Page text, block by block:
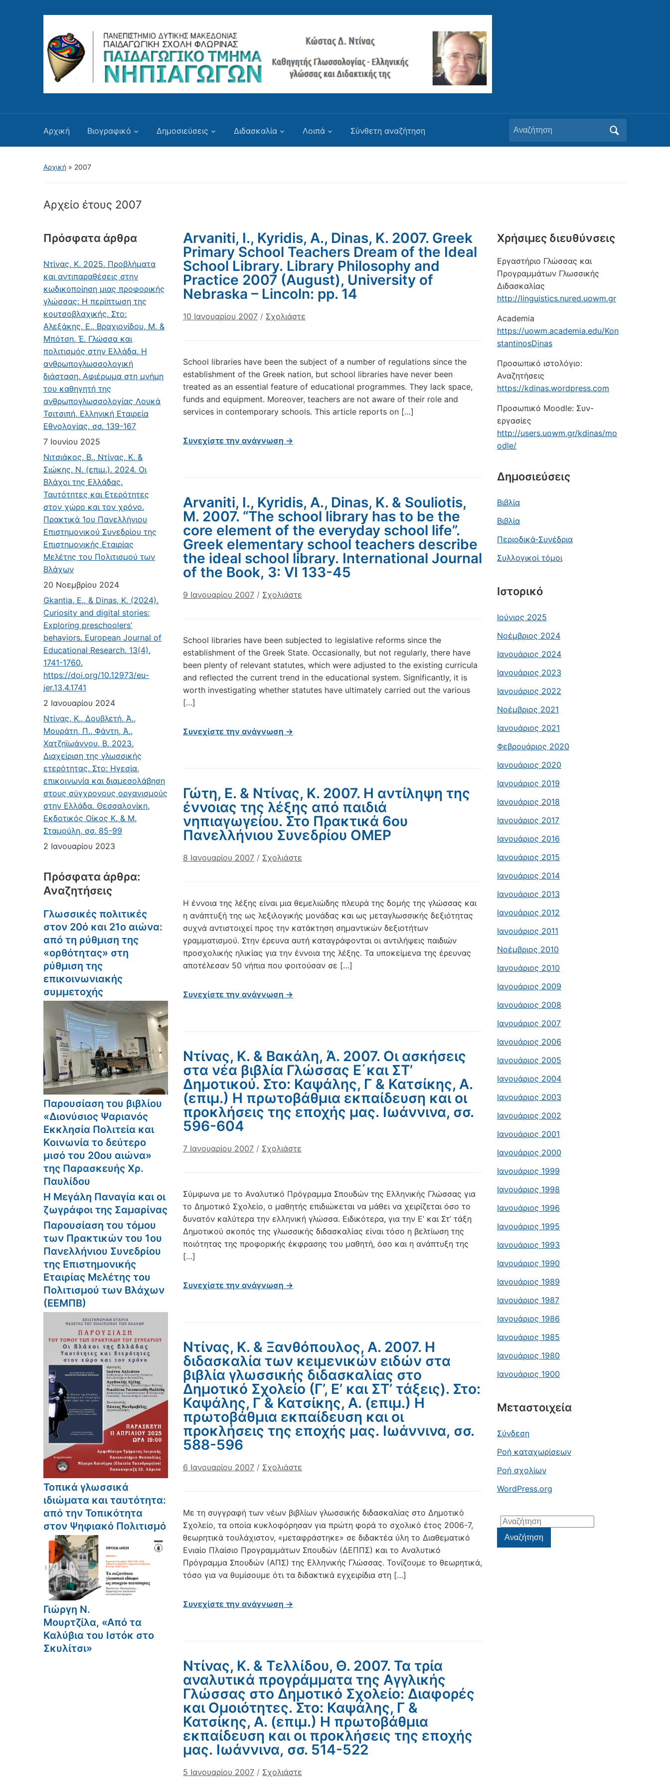
Αρχική Βιογραφικό Δημοσιεύσεις Διδασκαλία Λοιπά Σύνθετη αναζήτηση
Αναζήτηση
για:
Αρχική » 2007
Αρχείο έτους 2007
Πρόσφατα άρθρα
Ντίνας, Κ. 2025. Προβλήματα
και αντιπαραθέσεις στην
κωδικοποίηση μιας προφορικής
γλώσσας: Η περίπτωση της
κουτσοβλαχικής. Στο:
Αλεξάκης, Ε., Βραχιονίδου, Μ. &
Μπότση, Έ. Γλώσσα και
πολιτισμός στην Ελλάδα. Η
ανθρωπογλωσσολογική
διάσταση. Αφιέρωμα στη μνήμη
του καθηγητή της
ανθρωπογλωσσολογίας Λουκά
Τσιτσιπή. Ελληνική Εταιρεία
Εθνολογίας, σσ. 139-167
7 Ιουνίου 2025
Νιτσιάκος, Β., Ντίνας, Κ. &
Σιώκης, Ν. (επιμ.). 2024. Οι
Βλάχοι της Ελλάδας.
Ταυτότητες και Ετερότητες
στον χώρο και τον χρόνο.
Πρακτικά 1ου Πανελλήνιου
Επιστημονικού Συνεδρίου της
Επιστημονικής Εταιρίας
Μελέτης του Πολιτισμού των
Βλάχων
20 Νοεμβρίου 2024
Gkantia, E., & Dinas, K. (2024).
Curiosity and digital stories:
Exploring preschoolers’
behaviors. European Journal of
Educational Research, 13(4),
1741-1760.
https://doi.org/10.12973/eu-
jer.13.4.1741
2 Ιανουαρίου 2024
Ντίνας, Κ., Δουβλετή, Ά.,
Μουράτη, Π., Φάντη, Ά.,
Χατζηϊωάννου, Β. 2023.
Διαχείριση της γλωσσικής
ετερότητας. Στο: Ηγεσία,
επικοινωνία και διαμεσολάβηση
στους σύγχρονους οργανισμούς
στην Ελλάδα. Θεσσαλονίκη.
Εκδοτικός Οίκος Κ. & Μ.
Σταμούλη, σσ. 85-99
2 Ιανουαρίου 2023
Πρόσφατα άρθρα:
Αναζητήσεις
Γλωσσικές πολιτικές
στον 20ό και 21ο αιώνα:
από τη ρύθμιση της
«ορθότητας» στη
ρύθμιση της
επικοινωνιακής
συμμετοχής
Παρουσίαση του βιβλίου
«Διονύσιος Ψαριανός
Εκκλησία Πολιτεία και
Κοινωνία το δεύτερο
μισό του 20ου αιώνα»
της Παρασκευής Χρ.
Παυλίδου
Η Μεγάλη Παναγία και οι
ζωγράφοι της Σαμαρίνας
Παρουσίαση του τόμου
των Πρακτικών του 1ου
Πανελλήνιου Συνεδρίου
της Επιστημονικής
Εταιρίας Μελέτης του
Πολιτισμού των Βλάχων
(ΕΕΜΠΒ)
Τοπικά γλωσσικά
ιδιώματα και ταυτότητα:
από την Τοπικότητα
στον Ψηφιακό Πολιτισμό
Γιώργη Ν.
Μουρτζίλα, «Από τα
Καλύβια του Ιστόκ στο
Σκυλίτσι»
Arvaniti, I., Kyridis, A., Dinas, K. 2007. Greek
Primary School Teachers Dream of the Ideal
School Library. Library Philosophy and
Practice 2007 (August), University of
Nebraska – Lincoln: pp. 14
10 Ιανουαρίου 2007 / Σχολιάστε
School libraries have been the subject of a number of regulations since the
establishment of the Greek nation, but school libraries have never been
treated as an essential feature of educational programmes. They lack space,
funds and equipment. Moreover, teachers are not aware of their role and
services in contemporary schools. This article reports on […]
Συνεχίστε την ανάγνωση →
Arvaniti, I., Kyridis, A., Dinas, K. & Souliotis,
M. 2007. “The school library has to be the
core element of the everyday school life”.
Greek elementary school teachers describe
the ideal school library. International Journal
of the Book, 3: VI 133-45
9 Ιανουαρίου 2007 / Σχολιάστε
School libraries have been subjected to legislative reforms since the
establishment of the Greek State. Occasionally, but not regularly, there have
been plenty of relevant statutes, which were adjusted to the existing curricula
and reflected the current trend in the educational system. Significantly, it is
worth investigating whether statutes have ultimately carried out the various
[…]
Συνεχίστε την ανάγνωση →
Γώτη, Ε. & Ντίνας, Κ. 2007. Η αντίληψη της
έννοιας της λέξης από παιδιά
νηπιαγωγείου. Στο Πρακτικά 6ου
Πανελλήνιου Συνεδρίου ΟΜΕΡ
8 Ιανουαρίου 2007 / Σχολιάστε
Η έννοια της λέξης είναι μια θεμελιώδης πλευρά της δομής της γλώσσας και
η ανάπτυξή της ως λεξιλογικής μονάδας και ως μεταγλωσσικής δεξιότητας
συχνά αντιστοιχεί προς την κατάκτηση σημαντικών δεξιοτήτων
γραμματισμού. Στην έρευνα αυτή καταγράφονται οι αντιλήψεις παιδιών
προσχολικής ηλικίας για την έννοια της λέξης. Τα υποκείμενα της έρευνας
αποτέλεσαν 50 νήπια που φοιτούσαν σε […]
Συνεχίστε την ανάγνωση →
Ντίνας, Κ. & Βακάλη, Ά. 2007. Οι ασκήσεις
στα νέα βιβλία Γλώσσας Ε΄και ΣΤ’
Δημοτικού. Στο: Καψάλης, Γ & Κατσίκης, Α.
(επιμ.) Η πρωτοβάθμια εκπαίδευση και οι
προκλήσεις της εποχής μας. Ιωάννινα, σσ.
596-604
7 Ιανουαρίου 2007 / Σχολιάστε
Σύμφωνα με το Αναλυτικό Πρόγραμμα Σπουδών της Ελληνικής Γλώσσας για
το Δημοτικό Σχολείο, ο μαθητής επιδιώκεται να μάθει να χειρίζεται όσο το
δυνατόν καλύτερα την ελληνική γλώσσα. Ειδικότερα, για την Ε’ και Στ’ τάξη
Δημοτικού σκοπός της γλωσσικής διδασκαλίας είναι τόσο η βελτίωση της
ποιότητας της προφορικής έκφρασης του μαθητή, όσο και η ανάπτυξη της
[…]
Συνεχίστε την ανάγνωση →
Ντίνας, Κ. & Ξανθόπουλος, Α. 2007. Η
διδασκαλία των κειμενικών ειδών στα
βιβλία γλωσσικής διδασκαλίας στο
Δημοτικό Σχολείο (Γ’, Ε’ και ΣΤ’ τάξεις). Στο:
Καψάλης, Γ & Κατσίκης, Α. (επιμ.) Η
πρωτοβάθμια εκπαίδευση και οι
προκλήσεις της εποχής μας. Ιωάννινα, σσ.
588-596
6 Ιανουαρίου 2007 / Σχολιάστε
Με τη συγγραφή των νέων βιβλίων γλωσσικής διδασκαλίας στο Δημοτικό
Σχολείο, τα οποία κυκλοφόρησαν για πρώτη φορά το σχολικό έτος 2006-7,
θεωρητικά τουλάχιστον, «μεταφράστηκε» σε διδακτέα ύλη το Διαθεματικό
Ενιαίο Πλαίσιο Προγραμμάτων Σπουδών (ΔΕΠΠΣ) και το Αναλυτικό
Πρόγραμμα Σπουδών (ΑΠΣ) της Ελληνικής Γλώσσας. Τονίζουμε το θεωρητικά,
τόσο για να θυμίσουμε ότι τα διδακτικά εγχειρίδια στη […]
Συνεχίστε την ανάγνωση →
Ντίνας, Κ. & Τελλίδου, Θ. 2007. Τα τρία
αναλυτικά προγράμματα της Αγγλικής
Γλώσσας στο Δημοτικό Σχολείο: Διαφορές
και Ομοιότητες. Στο: Καψάλης, Γ &
Κατσίκης, Α. (επιμ.) Η πρωτοβάθμια
εκπαίδευση και οι προκλήσεις της εποχής
μας. Ιωάννινα, σσ. 514-522
5 Ιανουαρίου 2007 / Σχολιάστε
Xρήσιμες διευθύνσεις
Εργαστήριο Γλώσσας και
Προγραμμάτων Γλωσσικής
Διδασκαλίας
http://linguistics.nured.uowm.gr
Academia
https://uowm.academia.edu/Kon
stantinosDinas
Προσωπικό ιστολόγιο:
Αναζητήσεις
https://kdinas.wordpress.com
Προσωπικό Moodle: Συν-
εργασίες
http://users.uowm.gr/kdinas/mo
odle/
Δημοσιεύσεις
Βιβλία
Βιβλία
Περιοδικά-Συνέδρια
Συλλογικοί τόμοι
Ιστορικό
Ιούνιος 2025
Νοέμβριος 2024
Ιανουάριος 2024
Ιανουάριος 2023
Ιανουάριος 2022
Νοέμβριος 2021
Ιανουάριος 2021
Φεβρουάριος 2020
Ιανουάριος 2020
Ιανουάριος 2019
Ιανουάριος 2018
Ιανουάριος 2017
Ιανουάριος 2016
Ιανουάριος 2015
Ιανουάριος 2014
Ιανουάριος 2013
Ιανουάριος 2012
Ιανουάριος 2011
Νοέμβριος 2010
Ιανουάριος 2010
Ιανουάριος 2009
Ιανουάριος 2008
Ιανουάριος 2007
Ιανουάριος 2006
Ιανουάριος 2005
Ιανουάριος 2004
Ιανουάριος 2003
Ιανουάριος 2002
Ιανουάριος 2001
Ιανουάριος 2000
Ιανουάριος 1999
Ιανουάριος 1998
Ιανουάριος 1996
Ιανουάριος 1995
Ιανουάριος 1993
Ιανουάριος 1990
Ιανουάριος 1989
Ιανουάριος 1987
Ιανουάριος 1986
Ιανουάριος 1985
Ιανουάριος 1980
Ιανουάριος 1900
Μεταστοιχεία
Σύνδεση
Ροή καταχωρίσεων
Ροή σχολίων
WordPress.org
Αναζήτηση
για:Αναζήτηση